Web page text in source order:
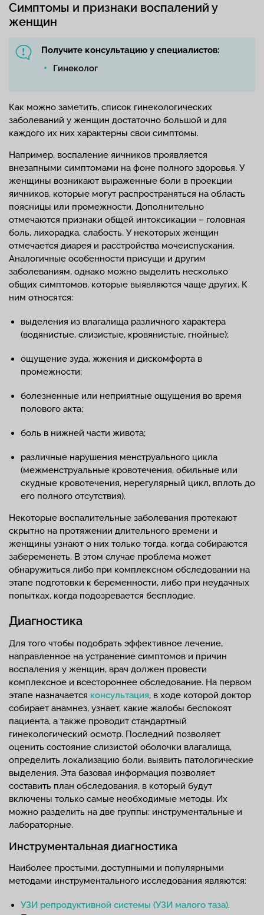
Симптомы и признаки воспалений у
женщин
Получите консультацию у специалистов:
Гинеколог
Как можно заметить, список гинекологических
заболеваний у женщин достаточно большой и для
каждого их них характерны свои симптомы.
Например, воспаление яичников проявляется
внезапными симптомами на фоне полного здоровья. У
женщины возникают выраженные боли в проекции
яичников, которые могут распространяться на область
поясницы или промежности. Дополнительно
отмечаются признаки общей интоксикации – головная
боль, лихорадка, слабость. У некоторых женщин
отмечается диарея и расстройства мочеиспускания.
Аналогичные особенности присущи и другим
заболеваниям, однако можно выделить несколько
общих симптомов, которые выявляются чаще других. К
ним относятся:
выделения из влагалища различного характера
(водянистые, слизистые, кровянистые, гнойные);
ощущение зуда, жжения и дискомфорта в
промежности;
болезненные или неприятные ощущения во время
полового акта;
боль в нижней части живота;
различные нарушения менструального цикла
(межменструальные кровотечения, обильные или
скудные кровотечения, нерегулярный цикл, вплоть до
его полного отсутствия).
Некоторые воспалительные заболевания протекают
скрытно на протяжении длительного времени и
женщины узнают о них только тогда, когда собираются
забеременеть. В этом случае проблема может
обнаружиться либо при комплексном обследовании на
этапе подготовки к беременности, либо при неудачных
попытках, когда подозревается бесплодие.
Диагностика
Для того чтобы подобрать эффективное лечение,
направленное на устранение симптомов и причин
воспаления у женщин, врач должен провести
комплексное и всестороннее обследование. На первом
этапе назначается консультация, в ходе которой доктор
собирает анамнез, узнает, какие жалобы беспокоят
пациента, а также проводит стандартный
гинекологический осмотр. Последний позволяет
оценить состояние слизистой оболочки влагалища,
определить локализацию боли, выявить патологические
выделения. Эта базовая информация позволяет
составить план обследования, в который будут
включены только самые необходимые методы. Их
можно разделить на две группы: инструментальные и
лабораторные.
Инструментальная диагностика
Наиболее простыми, доступными и популярными
методами инструментального исследования являются:
УЗИ репродуктивной системы (УЗИ малого таза).